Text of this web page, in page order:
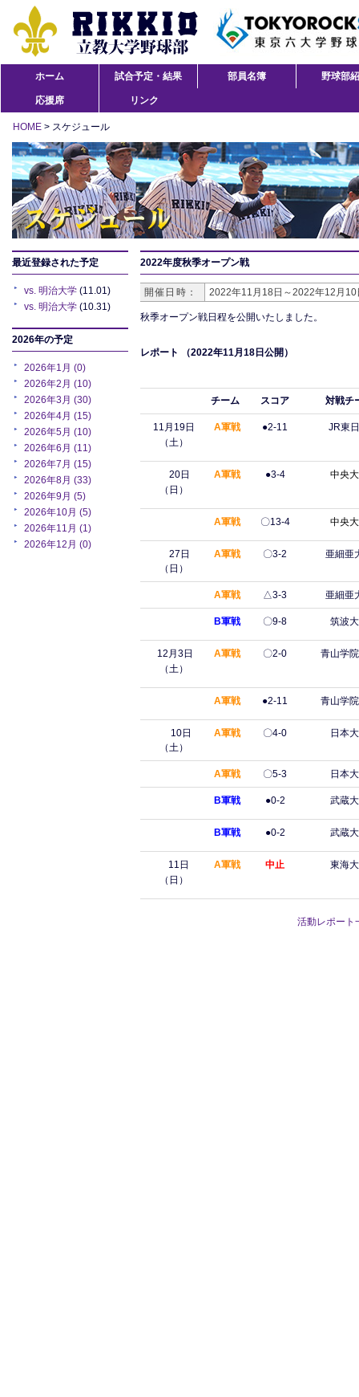
ホーム 試合予定・結果 部員名簿 野球部
応援席 リンク
HOME > スケジュール
最近登録された予定
vs. 明治大学 (11.01)
vs. 明治大学 (10.31)
2026年の予定
2026年1月 (0)
2026年2月 (10)
2026年3月 (30)
2026年4月 (15)
2026年5月 (10)
2026年6月 (11)
2026年7月 (15)
2026年8月 (33)
2026年9月 (5)
2026年10月 (5)
2026年11月 (1)
2026年12月 (0)
2022年度秋季オープン戦
開催日時： 2022年11月18日～2022年12月10
秋季オープン戦日程を公開いたしました。
レポート （2022年11月18日公開）
チーム スコア 対戦チ
11月19日
（土）
A軍戦 ●2-11 JR東
20日
（日）
A軍戦 ●3-4 中央
A軍戦 〇13-4 中央
27日
（日）
A軍戦 〇3-2 亜細亜
A軍戦 △3-3 亜細亜
B軍戦 〇9-8 筑波
12月3日
（土）
A軍戦 〇2-0 青山学
A軍戦 ●2-11 青山学
10日
（土）
A軍戦 〇4-0 日本
A軍戦 〇5-3 日本
B軍戦 ●0-2 武蔵
B軍戦 ●0-2 武蔵
11日
（日）
A軍戦 中止 東海
活動レポート